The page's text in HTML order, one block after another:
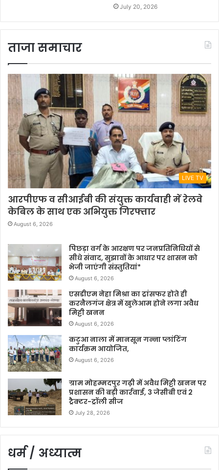
July 20, 2026
ताजा समाचार
LIVE TV
आरपीएफ व सीआईबी की संयुक्त कार्यवाही में रेलवे
केबिल के साथ एक अभियुक्त गिरफ्तार
August 6, 2026
पिछड़ा वर्ग के आरक्षण पर जनप्रतिनिधियों से
सीधे संवाद, सुझावों के आधार पर शासन को
भेजी जाएंगी संस्तुतियां*
August 6, 2026
एसडीएम नेहा मिश्रा का ट्रांसफर होते ही
करनैलगंज क्षेत्र में खुलेआम होने लगा अवैध
मिट्टी खनन
August 6, 2026
कटुआ नाला में मानसून गन्ना प्लांटिंग
कार्यक्रम आयोजित,
August 6, 2026
ग्राम मोहम्मदपुर गढ़ी में अवैध मिट्टी खनन पर
प्रशासन की बड़ी कार्रवाई, 3 जेसीबी एवं 2
ट्रैक्टर-ट्रॉली सीज
July 28, 2026
धर्म / अध्यात्म